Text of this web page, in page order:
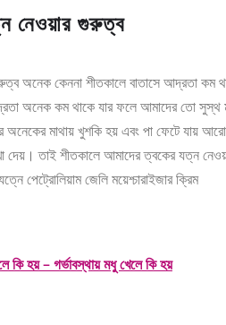
নেওয়ার গুরুত্ব
অনেক কেননা শীতকালে বাতাসে আদ্রতা কম
অনেক কম থাকে যার ফলে আমাদের তো সুস্থ
অনেকের মাথায় খুশকি হয় এবং পা ফেটে যায় আরো
দেয়। তাই শীতকালে আমাদের ত্বকের যত্ন
পেট্রোলিয়াম জেলি ময়েশ্চারাইজার ক্রিম
কি হয় – গর্ভাবস্থায় মধু খেলে কি হয়